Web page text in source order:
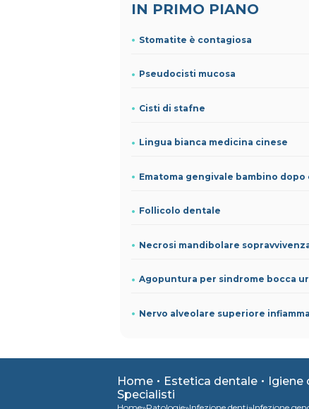
IN PRIMO PIANO
Stomatite è contagiosa
Pseudocisti mucosa
Cisti di stafne
Lingua bianca medicina cinese
Follicolo dentale
Necrosi mandibolare
Agopuntura per sindrome bocca
Nervo alveolare superiore
Home Estetica dentale Igiene
Specialisti